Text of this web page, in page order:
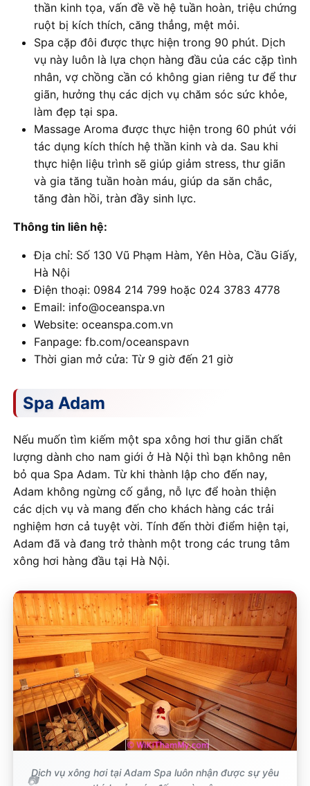
thần kinh tọa, vấn đề về hệ tuần hoàn, triệu chứng
ruột bị kích thích, căng thẳng, mệt mỏi.
Spa cặp đôi được thực hiện trong 90 phút. Dịch
vụ này luôn là lựa chọn hàng đầu của các cặp tình
nhân, vợ chồng cần có không gian riêng tư để thư
giãn, hưởng thụ các dịch vụ chăm sóc sức khỏe,
làm đẹp tại spa.
Massage Aroma được thực hiện trong 60 phút với
tác dụng kích thích hệ thần kinh và da. Sau khi
thực hiện liệu trình sẽ giúp giảm stress, thư giãn
và gia tăng tuần hoàn máu, giúp da săn chắc,
tăng đàn hồi, tràn đầy sinh lực.
Thông tin liên hệ:
Địa chỉ: Số 130 Vũ Phạm Hàm, Yên Hòa, Cầu Giấy,
Hà Nội
Điện thoại: 0984 214 799 hoặc 024 3783 4778
Email: info@oceanspa.vn
Website: oceanspa.com.vn
Fanpage: fb.com/oceanspavn
Thời gian mở cửa: Từ 9 giờ đến 21 giờ
Spa Adam
Nếu muốn tìm kiếm một spa xông hơi thư giãn chất
lượng dành cho nam giới ở Hà Nội thì bạn không nên
bỏ qua Spa Adam. Từ khi thành lập cho đến nay,
Adam không ngừng cố gắng, nỗ lực để hoàn thiện
các dịch vụ và mang đến cho khách hàng các trải
nghiệm hơn cả tuyệt vời. Tính đến thời điểm hiện tại,
Adam đã và đang trở thành một trong các trung tâm
xông hơi hàng đầu tại Hà Nội.
Dịch vụ xông hơi tại Adam Spa luôn nhận được sự yêu